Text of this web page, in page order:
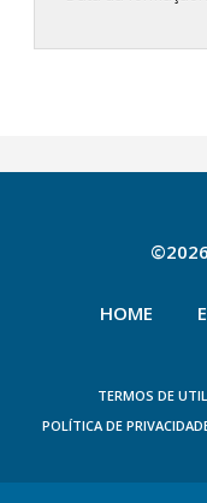
©2026
HOME
TERMOS DE
POLÍTICA DE